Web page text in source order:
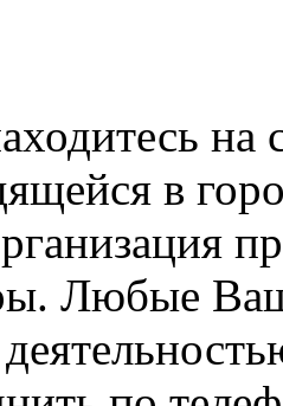
на
в
Любые